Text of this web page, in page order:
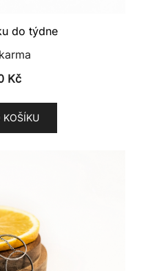
do týdne
Kč
KOŠÍKU